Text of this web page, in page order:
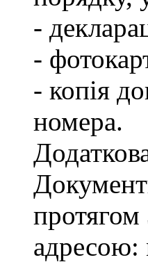
-
-
- копія
номера.
протягом
адресою: